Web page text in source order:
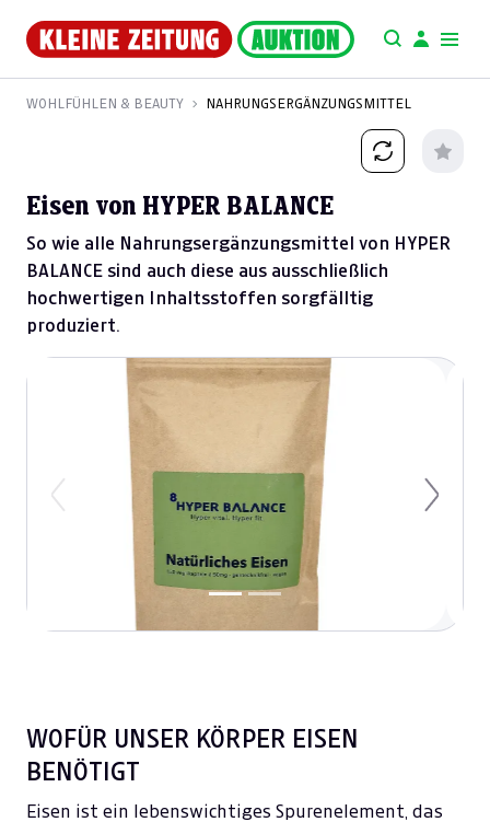
WOHLFÜHLEN & BEAUTY NAHRUNGSERGÄNZUNGSMITTEL
Eisen von HYPER BALANCE
So wie alle Nahrungsergänzungsmittel von HYPER
BALANCE sind auch diese aus ausschließlich
hochwertigen Inhaltsstoffen sorgfälltig
produziert.
Previous Next
WOFÜR UNSER KÖRPER EISEN
BENÖTIGT
Eisen ist ein lebenswichtiges Spurenelement, das